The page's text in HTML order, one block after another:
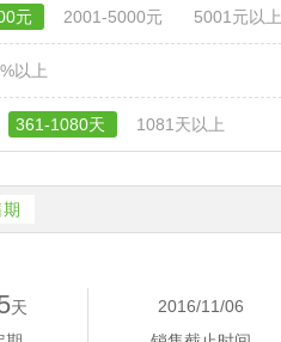
元 2001-5000元 5001元以上
以上
361-1080天 1081天以上
天
2016/11/06